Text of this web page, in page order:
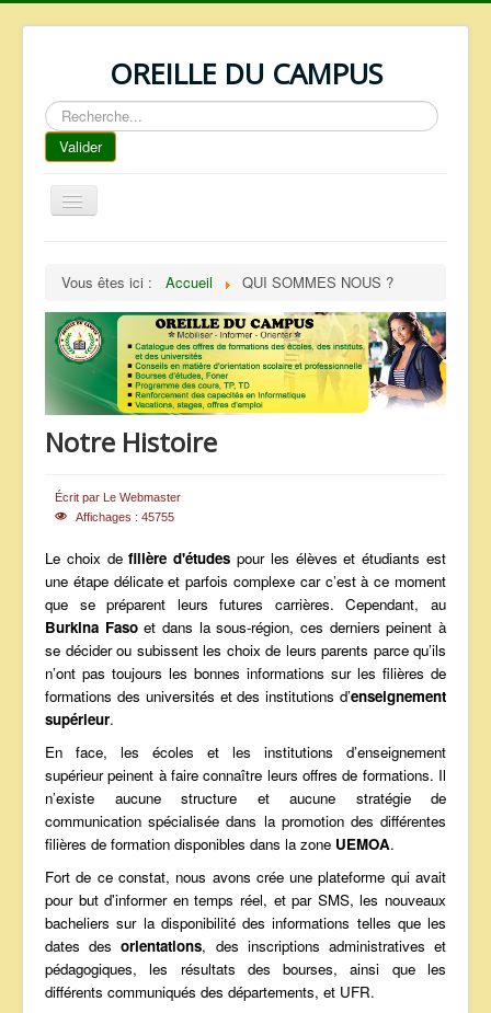
OREILLE DU CAMPUS
Rechercher
Valider
Basculer
la
REPERTOIRE
QUI SOMMES NOUS ?
NOS SERVICES
FAQ
CONTACTS
ANNONCES
Vous êtes ici : Accueil QUI SOMMES NOUS ?
Notre Histoire
Écrit par Le Webmaster
Affichages : 45755
Le choix defilière d'études pour les élèves et étudiants est
une étape délicate et parfois complexe car c’est à ce moment
que se préparent leurs futures carrières. Cependant, au
Burkina Fasoet dans la sous-région, ces derniers peinent à
se décider ou subissent les choix de leurs parents parce qu’ils
n’ont pas toujours les bonnes informations sur les filières de
formations des universités et des institutions d’enseignement
supérieur.
En face, les écoles et les institutions d’enseignement
supérieur peinent à faire connaître leurs offres de formations. Il
n’existe aucune structure et aucune stratégie de
communication spécialisée dans la promotion des différentes
filières de formation disponibles dans la zone UEMOA.
Fort de ce constat, nous avons crée une plateforme qui avait
pour but d'informer en temps réel, et par SMS, les nouveaux
bacheliers sur la disponibilité des informations telles que les
dates desorientations, des inscriptions administratives et
pédagogiques, les résultats des bourses, ainsi que les
différents communiqués des départements, et UFR.